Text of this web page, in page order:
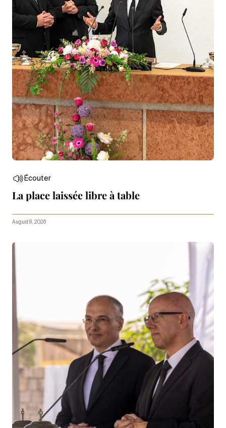
Écouter
La place laissée libre à table
August 8, 2026